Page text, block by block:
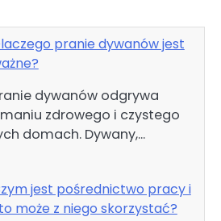
pranie dywanów jest
dywanów odgrywa
zdrowego i czystego
domach. Dywany,…
jest pośrednictwo pracy i
może z niego skorzystać?